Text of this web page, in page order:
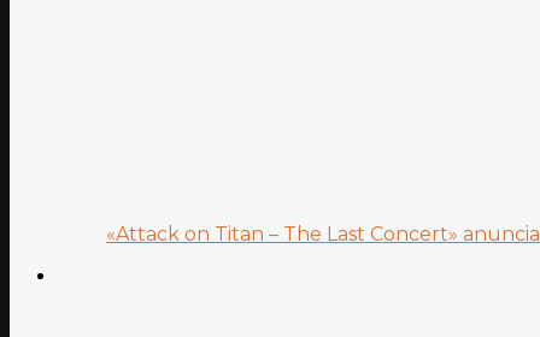
«Attack on Titan – The Last Concert»